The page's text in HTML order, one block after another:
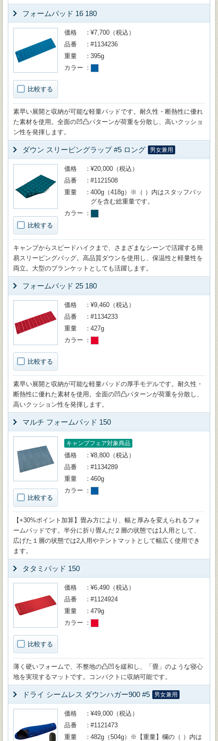
フォームパッド 16 180
比較する
価格
¥7,700（税込）
品番
#1134236
重量
395g
カラー
素早い展開と収納が可能な軽量パッドです。耐久性・断熱性に優れ
た素材を使用。全面の凹凸パターンが荷重を分散し、高いクッショ
ン性を発揮します。
ダウン スリーピングラップ #5 ロング 男女兼用
比較する
価格
¥20,000（税込）
品番
#1121508
重量
400g（418g）※（ ）内はスタッフバッ
グを含む総重量です。
カラー
キャンプからスピードハイクまで、さまざまなシーンで活躍する簡
易スリーピングバッグ。高品質ダウンを使用し、保温性と軽量性を
両立。大型のブランケットとしても活躍します。
フォームパッド 25 180
比較する
価格
¥9,460（税込）
品番
#1134233
重量
427g
カラー
素早い展開と収納が可能な軽量パッドの厚手モデルです。耐久性・
断熱性に優れた素材を使用。全面の凹凸パターンが荷重を分散し、
高いクッション性を発揮します。
マルチ フォームパッド 150
比較する
キャンプフェア対象商品
価格
¥8,800（税込）
品番
#1134289
重量
460g
カラー
【+30%ポイント加算】畳み方により、幅と厚みを変えられるフォ
ームパッドです。半分に折り畳んだ２層の状態では1人用として、
広げた１層の状態では2人用やテントマットとして幅広く使用でき
ます。
タタミパッド 150
比較する
価格
¥6,490（税込）
品番
#1124924
重量
479g
カラー
薄く硬いフォームで、不整地の凸凹を緩和し、「畳」のような寝心
地を実現するマットです。コンパクトに収納可能です。
ドライ シームレス ダウンハガー900 #5 男女兼用
価格
¥49,000（税込）
品番
#1121473
重量
482g（504g）※【重量】欄の（ ）内は